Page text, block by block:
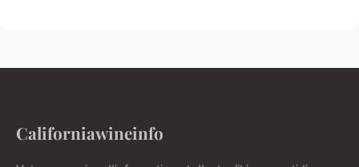
Californiawineinfo